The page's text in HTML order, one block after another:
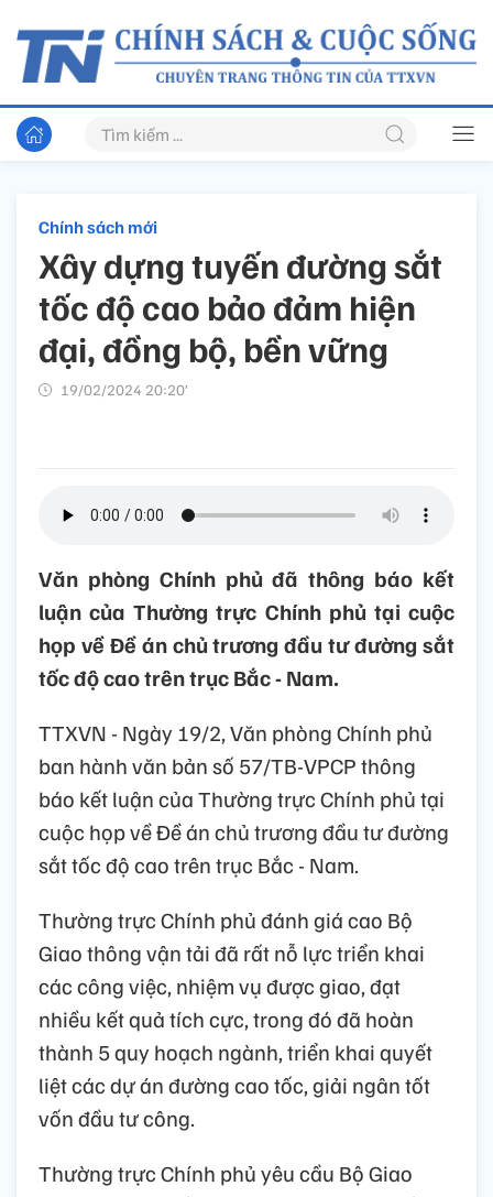
Chính sách mới
Xây dựng tuyến đường sắt
tốc độ cao bảo đảm hiện
đại, đồng bộ, bền vững
19/02/2024 20:20’
Văn phòng Chính phủ đã thông báo kết
luận của Thường trực Chính phủ tại cuộc
họp về Đề án chủ trương đầu tư đường sắt
tốc độ cao trên trục Bắc - Nam.
TTXVN - Ngày 19/2, Văn phòng Chính phủ
ban hành văn bản số 57/TB-VPCP thông
báo kết luận của Thường trực Chính phủ tại
cuộc họp về Đề án chủ trương đầu tư đường
sắt tốc độ cao trên trục Bắc - Nam.
Thường trực Chính phủ đánh giá cao Bộ
Giao thông vận tải đã rất nỗ lực triển khai
các công việc, nhiệm vụ được giao, đạt
nhiều kết quả tích cực, trong đó đã hoàn
thành 5 quy hoạch ngành, triển khai quyết
liệt các dự án đường cao tốc, giải ngân tốt
vốn đầu tư công.
Thường trực Chính phủ yêu cầu Bộ Giao